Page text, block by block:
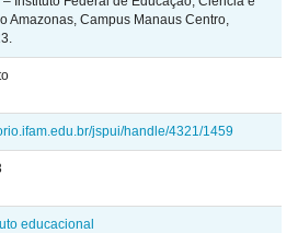
Amazonas, Campus Manaus Centro,
jspui/handle/4321/1459
educacional